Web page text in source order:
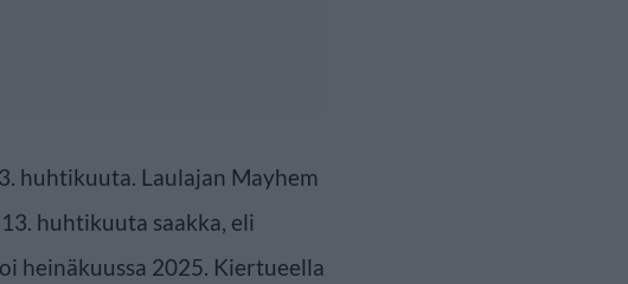
huhtikuuta. Laulajan Mayhem
huhtikuuta saakka, eli
heinäkuussa 2025. Kiertueella